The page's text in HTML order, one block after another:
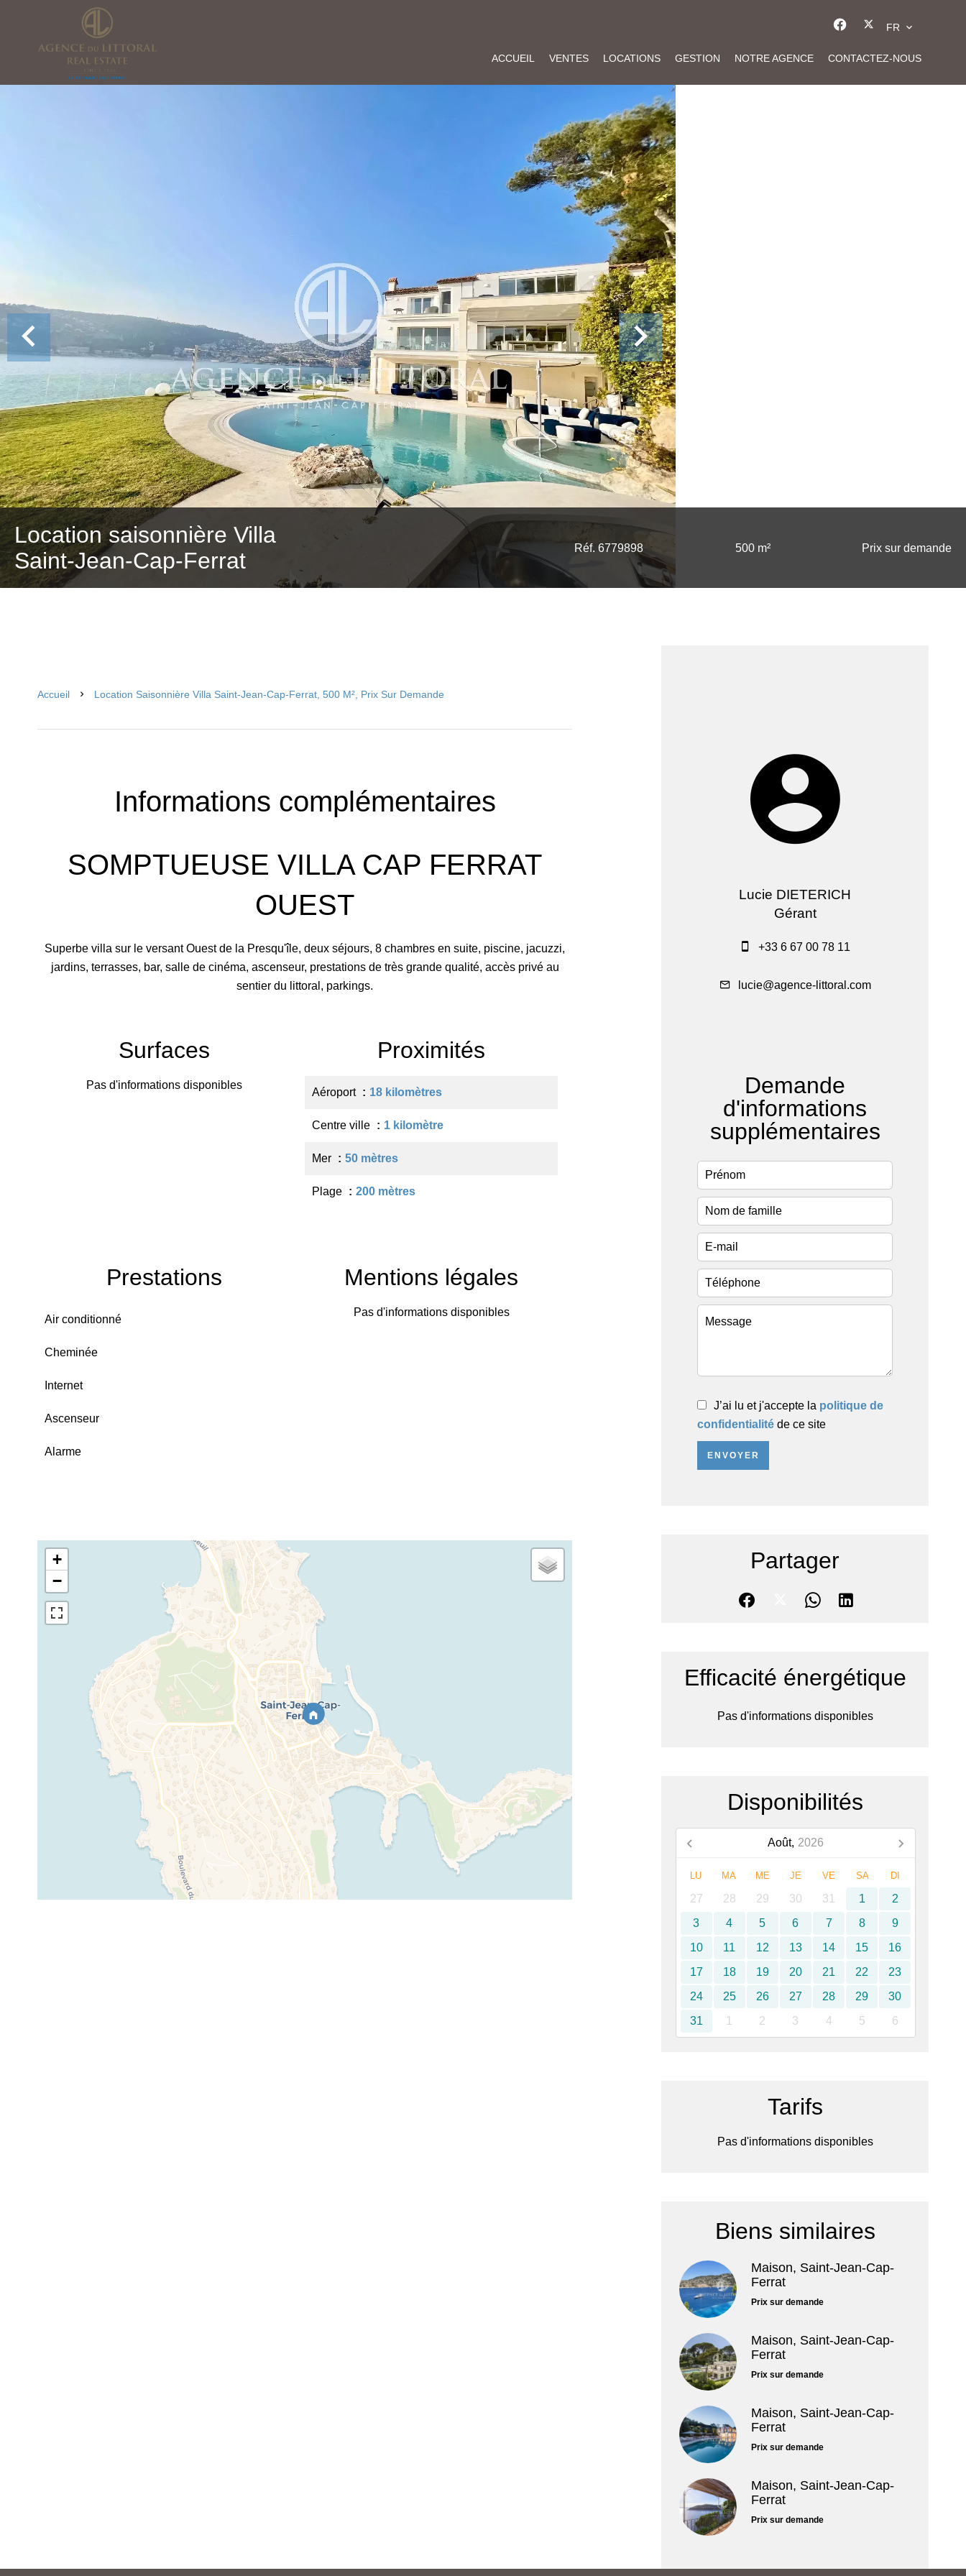
FR
ACCUEIL VENTES LOCATIONS GESTION NOTRE AGENCE CONTACTEZ-NOUS
Location saisonnière Villa
Saint-Jean-Cap-Ferrat
Réf. 6779898 500 m² Prix sur demande
Accueil Location Saisonnière Villa Saint-Jean-Cap-Ferrat, 500 M², Prix Sur Demande
Informations complémentaires
SOMPTUEUSE VILLA CAP FERRAT
OUEST
Superbe villa sur le versant Ouest de la Presqu'île, deux séjours, 8 chambres en suite, piscine, jacuzzi,
jardins, terrasses, bar, salle de cinéma, ascenseur, prestations de très grande qualité, accès privé au
sentier du littoral, parkings.
Surfaces
Pas d'informations disponibles
Proximités
Aéroport 18 kilomètres
Centre ville 1 kilomètre
Mer 50 mètres
Plage 200 mètres
Prestations
Air conditionné
Cheminée
Internet
Ascenseur
Alarme
Mentions légales
Pas d'informations disponibles
+
−
Lucie DIETERICH
Gérant
+33 6 67 00 78 11
lucie@agence-littoral.com
Demande
d'informations
supplémentaires
J’ai lu et j'accepte la politique de
confidentialité de ce site
ENVOYER
Partager
Efficacité énergétique
Pas d'informations disponibles
Disponibilités
Août, 2026
LU MA ME JE VE SA DI
27 28 29 30 31 1
2
3
4 5 6 7 8
9
10
11 12 13 14 15
16
17
18 19 20 21 22
23
24
25 26 27 28 29
30
31
1 2 3 4 5 6
Tarifs
Pas d'informations disponibles
Biens similaires
Maison, Saint-Jean-Cap-
Ferrat
Prix sur demande
Maison, Saint-Jean-Cap-
Ferrat
Prix sur demande
Maison, Saint-Jean-Cap-
Ferrat
Prix sur demande
Maison, Saint-Jean-Cap-
Ferrat
Prix sur demande